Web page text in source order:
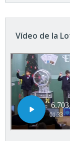
Vídeo de la